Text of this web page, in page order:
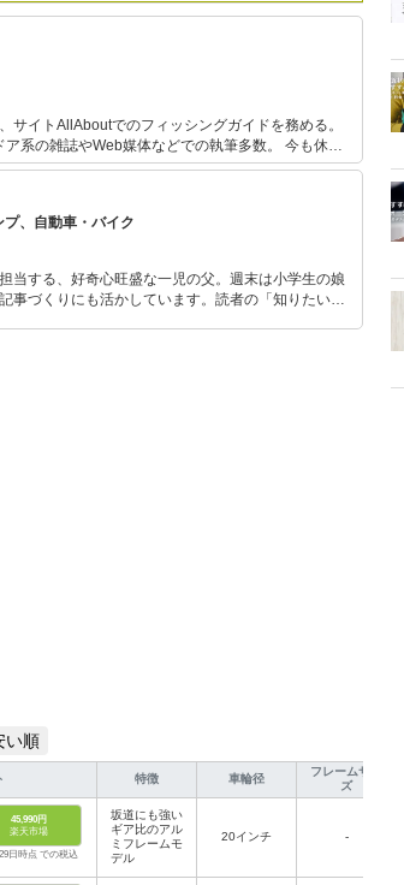
イトAllAboutでのフィッシングガイドを務める。
雑誌やWeb媒体などでの執筆多数。 今も休日
らゆるジャンルの釣りを体験し、季節に合わせて日
えて払い下げのミリタリー系ギアで揃えるマニアな
、自動車・バイク
当する、好奇心旺盛な一児の父。週末は小学生の娘
事づくりにも活かしています。読者の「知りたい」
い順
特徴 車輪径
フレームサイ
ズ
45,990円
楽天市場
日時点 での税込
坂道にも強い
ギア比のアル
ミフレームモ
デル
20インチ -